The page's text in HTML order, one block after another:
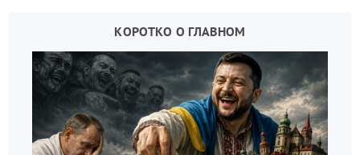
КОРОТКО О ГЛАВНОМ